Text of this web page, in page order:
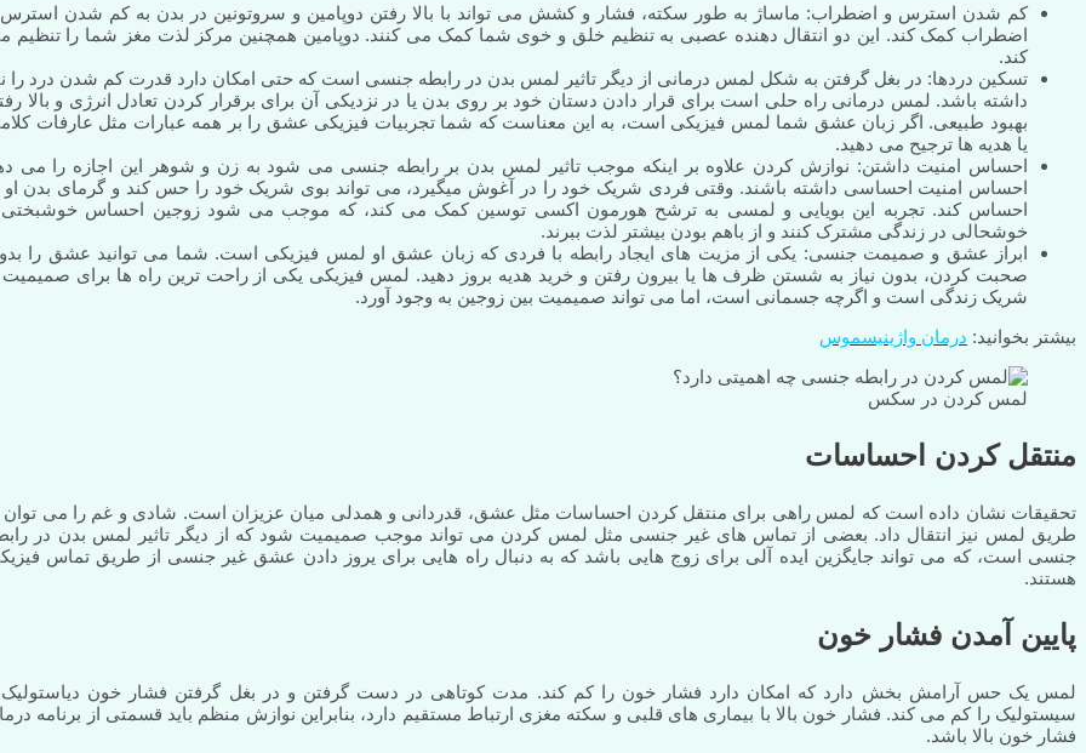
کم شدن استرس و اضطراب: ماساژ به طور سکته، فشار و کشش می تواند با بالا رفتن دوپامین و سروتونین در بدن به کم شدن
اضطراب کمک کند. این دو انتقال دهنده عصبی به تنظیم خلق و خوی شما کمک می کنند. دوپامین همچنین مرکز لذت مغز شما را تنظیم
کند.
تسکین دردها: در بغل گرفتن به شکل لمس درمانی از دیگر تاثیر لمس بدن در رابطه جنسی است که حتی امکان دارد قدرت کم شدن درد را
داشته باشد. لمس درمانی راه حلی است برای قرار دادن دستان خود بر روی بدن یا در نزدیکی آن برای برقرار کردن تعادل انرژی و بالا
بهبود طبیعی. اگر زبان عشق شما لمس فیزیکی است، به این معناست که شما تجربیات فیزیکی عشق را بر همه عبارات مثل عارفات
یا هدیه ها ترجیح می دهید.
احساس امنیت داشتن: نوازش کردن علاوه بر اینکه موجب تاثیر لمس بدن بر رابطه جنسی می شود به زن و شوهر این اجازه را می
احساس امنیت احساسی داشته باشند. وقتی فردی شریک خود را در آغوش میگیرد، می تواند بوی شریک خود را حس کند و گرمای بدن او
احساس کند. تجربه این بویایی و لمسی به ترشح هورمون اکسی توسین کمک می کند، که موجب می شود زوجین احساس
خوشحالی در زندگی مشترک کنند و از باهم بودن بیشتر لذت ببرند.
ابراز عشق و صمیمت جنسی: یکی از مزیت های ایجاد رابطه با فردی که زبان عشق او لمس فیزیکی است. شما می توانید عشق را
صحبت کردن، بدون نیاز به شستن ظرف ها یا بیرون رفتن و خرید هدیه بروز دهید. لمس فیزیکی یکی از راحت ترین راه ها برای صمیمیت
شریک زندگی است و اگرچه جسمانی است، اما می تواند صمیمیت بین زوجین به وجود آورد.
بیشتر بخوانید: درمان واژینیسموس
لمس کردن در سکس
منتقل کردن احساسات
تحقیقات نشان داده است که لمس راهی برای منتقل کردن احساسات مثل عشق، قدردانی و همدلی میان عزیزان است. شادی و غم را می توان
طریق لمس نیز انتقال داد. بعضی از تماس های غیر جنسی مثل لمس کردن می تواند موجب صمیمیت شود که از دیگر تاثیر لمس بدن در
جنسی است، که می تواند جایگزین ایده آلی برای زوج هایی باشد که به دنبال راه هایی برای یروز دادن عشق غیر جنسی از طریق تماس
هستند.
پایین آمدن فشار خون
لمس یک حس آرامش بخش دارد که امکان دارد فشار خون را کم کند. مدت کوتاهی در دست گرفتن و در بغل گرفتن فشار خون
سیستولیک را کم می کند. فشار خون بالا با بیماری های قلبی و سکته مغزی ارتباط مستقیم دارد، بنابراین نوازش منظم باید قسمتی از برنامه
فشار خون بالا باشد.